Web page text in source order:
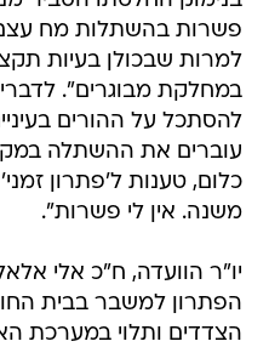
פשרות בהשתלות מח
למרות שבכולן בעיות
במחלקת מבוגרים".
להסתכל על ההורים
עוברים את ההשתלה
כלום, טענות ל'פתרון
משנה. אין לי פשרות".
יו"ר הוועדה, ח"כ אלי
הפתרון למשבר בבית
הצדדים ותלוי במערכת